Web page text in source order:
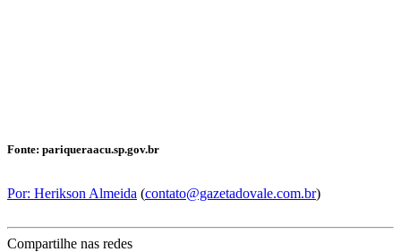
Fonte: pariqueraacu.sp.gov.br
Por: Herikson Almeida (contato@gazetadovale.com.br)
Compartilhe nas redes